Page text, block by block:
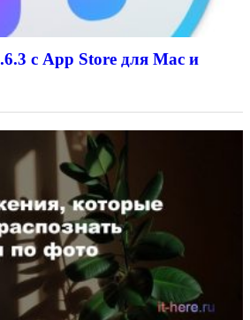
с App Store для Mac и